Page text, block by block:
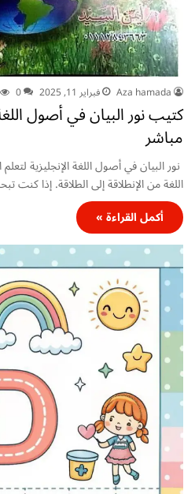
Aza hamada فبراير 11, 2025 0
مباشر
نور البيان في أصول اللغة الإنجليزية لتعلم
اللغة من الإنطلاقة إلى الطلاقة. إذا كنت
أكمل القراءة »